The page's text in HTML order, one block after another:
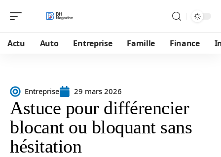
Actu Auto Entreprise Famille Finance
Entreprise 29 mars 2026
Astuce pour différencier
blocant ou bloquant sans
hésitation